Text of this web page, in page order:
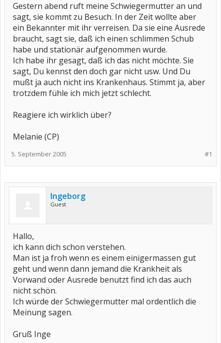
Gestern abend ruft meine Schwiegermutter an und
sagt, sie kommt zu Besuch. In der Zeit wollte aber
ein Bekannter mit ihr verreisen. Da sie eine Ausrede
braucht, sagt sie, daß ich einen schlimmen Schub
habe und stationär aufgenommen wurde.
Ich habe ihr gesagt, daß ich das nicht möchte. Sie
sagt, Du kennst den doch gar nicht usw. Und Du
mußt ja auch nicht ins Krankenhaus. Stimmt ja, aber
trotzdem fühle ich mich jetzt schlecht.
Reagiere ich wirklich über?
Melanie (CP)
#1
5. September 2005
Ingeborg
Guest
Hallo,
ich kann dich schon verstehen.
Man ist ja froh wenn es einem einigermassen gut
geht und wenn dann jemand die Krankheit als
Vorwand oder Ausrede benutzt find ich das auch
nicht schön.
Ich würde der Schwiegermutter mal ordentlich die
Meinung sagen.
Gruß Inge